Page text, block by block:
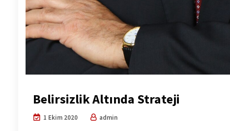
Belirsizlik Altında Strateji
1 Ekim 2020 admin